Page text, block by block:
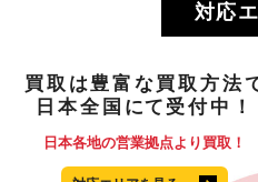
対応
買取 は 豊富な買取方法
日本全国 にて 受付中！
日本各地の営業拠点より買取！